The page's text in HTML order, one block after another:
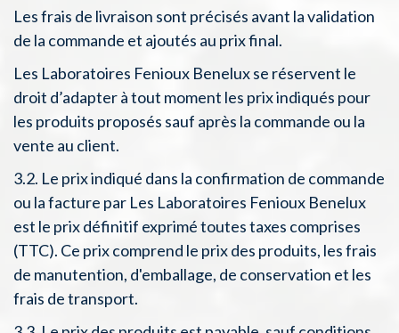
Les frais de livraison sont précisés avant la validation
de la commande et ajoutés au prix final.
Les Laboratoires Fenioux Benelux se réservent le
droit d’adapter à tout moment les prix indiqués pour
les produits proposés sauf après la commande ou la
vente au client.
3.2. Le prix indiqué dans la confirmation de commande
ou la facture par Les Laboratoires Fenioux Benelux
est le prix définitif exprimé toutes taxes comprises
(TTC). Ce prix comprend le prix des produits, les frais
de manutention, d'emballage, de conservation et les
frais de transport.